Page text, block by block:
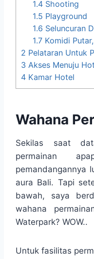
1.4 Shooting
1.5 Playground
1.6 Seluncuran
1.7 Komidi
2 Pelataran Untuk
3 Akses Menuju
4 Kamar Hotel
Wahana
Sekilas saat
permainan
pemandangannya
aura Bali. Tapi
bawah, saya
wahana
Waterpark? WOW..
Untuk fasilitas